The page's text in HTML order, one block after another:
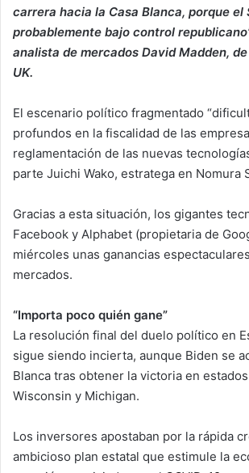
carrera hacia la Casa Blanca, porque el
probablemente bajo control
analista de mercados David Madden,
UK.
El escenario político fragmentado
profundos en la fiscalidad de las
reglamentación de las nuevas
parte Juichi Wako, estratega en Nomura
Gracias a esta situación, los gigantes
Facebook y Alphabet (propietaria de
miércoles unas ganancias
mercados.
“Importa poco quién gane”
La resolución final del duelo político en
sigue siendo incierta, aunque Biden se
Blanca tras obtener la victoria en
Wisconsin y Michigan.
Los inversores apostaban por la rápida
ambicioso plan estatal que estimule la